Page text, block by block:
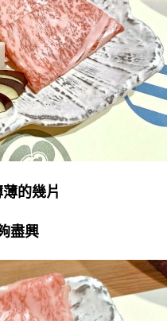
的幾片
盡興